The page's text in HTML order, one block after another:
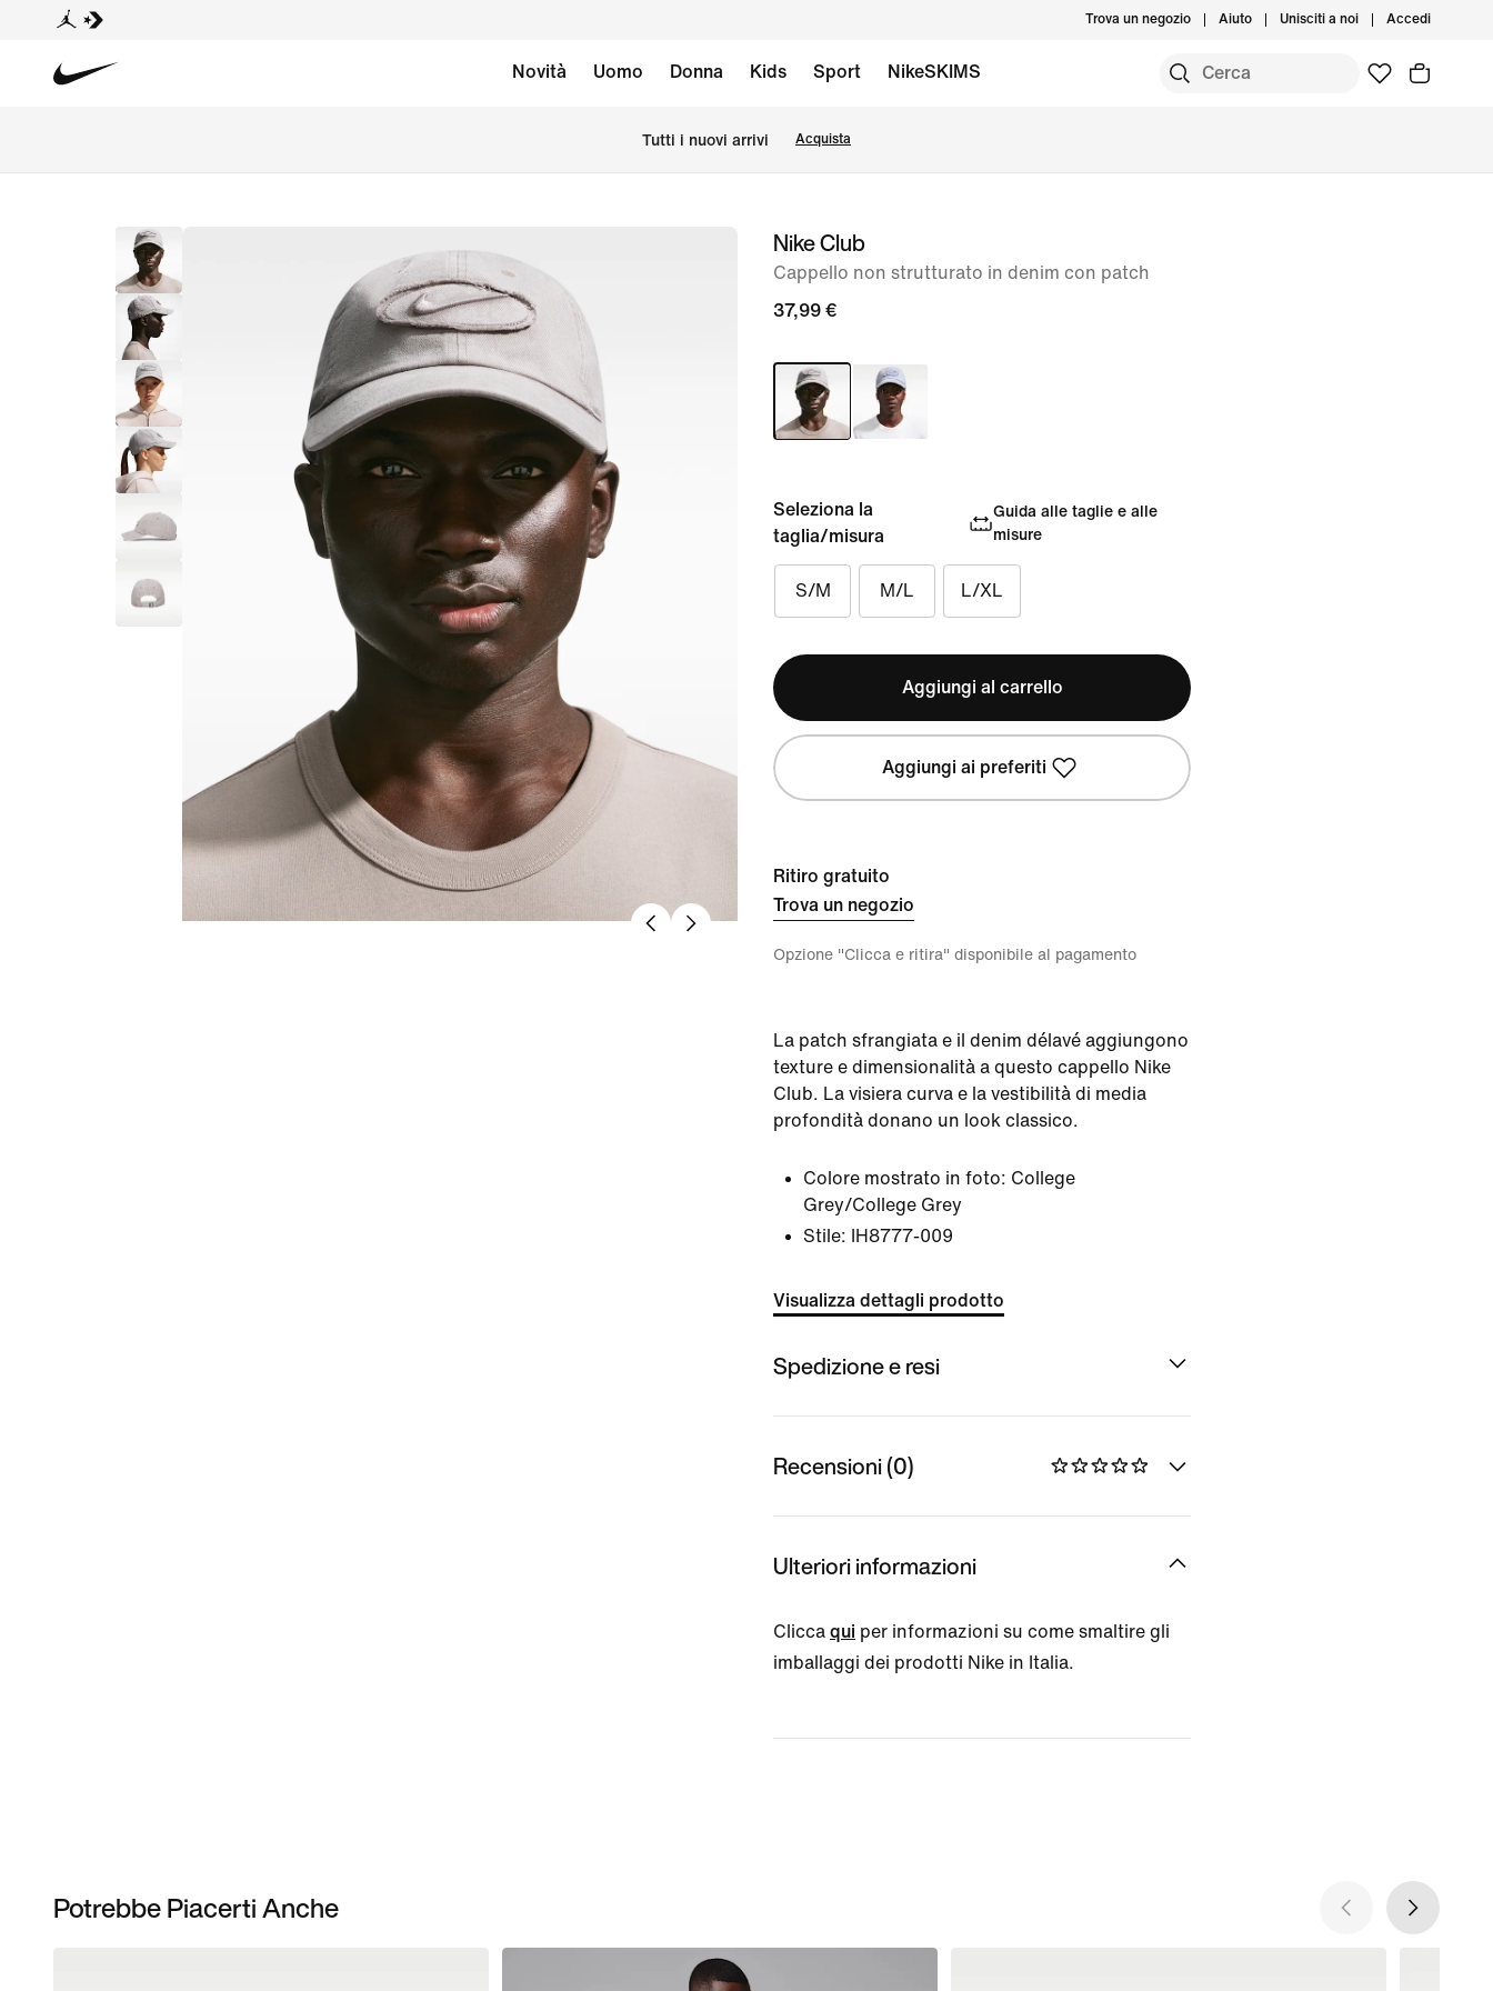
Trova un negozio Aiuto Unisciti a noi Accedi
Novità Uomo Donna Kids Sport NikeSKIMS
Tutti i nuovi arrivi Acquista
immagine
Nike Club
Cappello non strutturato in denim con patch
37,99 €
Seleziona la
taglia/misura
Guida alle taglie e alle
misure
S/M M/L L/XL
Aggiungi al carrello
Aggiungi ai preferiti
Ritiro gratuito
Trova un negozio
Opzione "Clicca e ritira" disponibile al pagamento
La patch sfrangiata e il denim délavé aggiungono
texture e dimensionalità a questo cappello Nike
Club. La visiera curva e la vestibilità di media
profondità donano un look classico.
Colore mostrato in foto: College
Grey/College Grey
Stile:
IH8777-009
Visualizza dettagli prodotto
Spedizione e resi
Recensioni (0)
Ulteriori informazioni
Clicca qui per informazioni su come smaltire gli
imballaggi dei prodotti Nike in Italia.
Potrebbe Piacerti Anche